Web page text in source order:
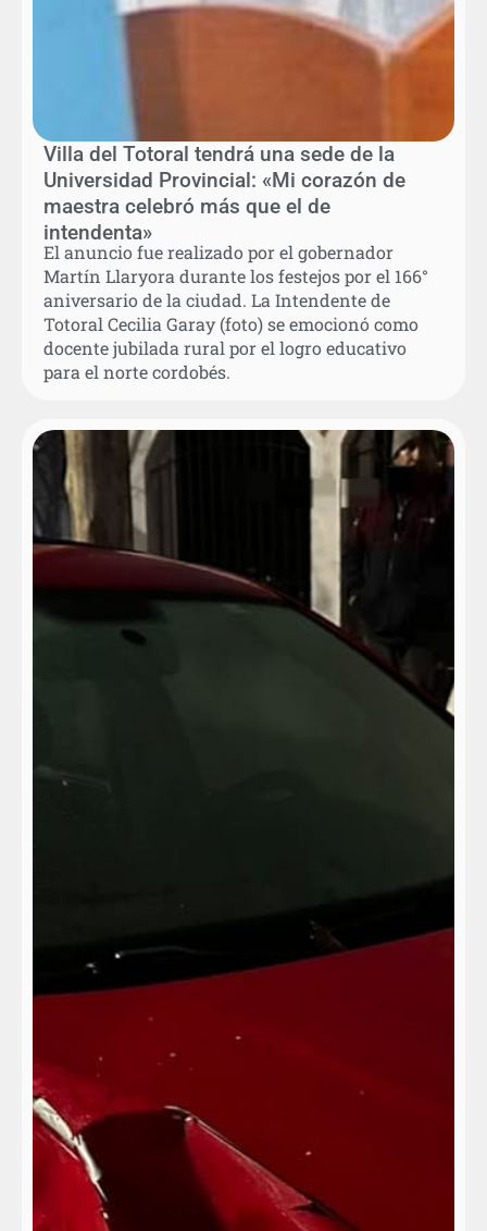
Villa del Totoral tendrá una sede de la
Universidad Provincial: «Mi corazón de
maestra celebró más que el de
intendenta»
El anuncio fue realizado por el gobernador
Martín Llaryora durante los festejos por el 166°
aniversario de la ciudad. La Intendente de
Totoral Cecilia Garay (foto) se emocionó como
docente jubilada rural por el logro educativo
para el norte cordobés.